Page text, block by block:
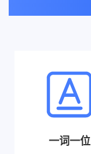
一词一位